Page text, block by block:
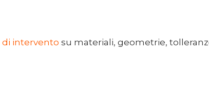
di intervento su materiali, geometrie,